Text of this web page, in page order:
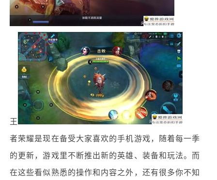
王
者荣耀是现在备受大家喜欢的手机游戏，随着每一季
的更新，游戏里不断推出新的英雄、装备和玩法。而
在这些看似熟悉的操作和内容之外，还有很多你不知